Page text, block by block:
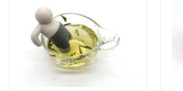
Contactos
Productos